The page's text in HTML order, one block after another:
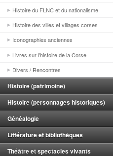
Histoire du FLNC et du nationalisme
Histoire des villes et villages corses
Iconographies anciennes
Livres sur l'histoire de la Corse
Divers / Rencontres
Histoire (patrimoine)
Histoire (personnages historiques)
Généalogie
Littérature et bibliothèques
Théâtre et spectacles vivants